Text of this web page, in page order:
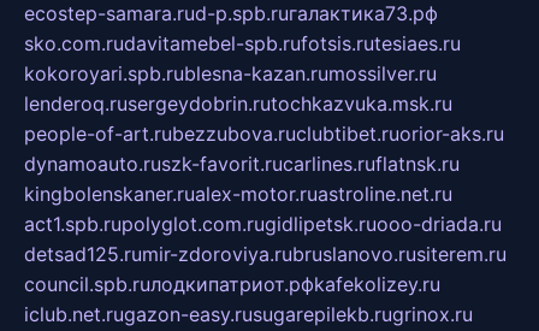
ecostep-samara.rud-p.spb.ruгалактика73.рф
sko.com.rudavitamebel-spb.rufotsis.rutesiaes.ru
kokoroyari.spb.rublesna-kazan.rumossilver.ru
lenderoq.rusergeydobrin.rutochkazvuka.msk.ru
people-of-art.rubezzubova.ruclubtibet.ruorior-aks.ru
dynamoauto.ruszk-favorit.rucarlines.ruflatnsk.ru
kingbolenskaner.rualex-motor.ruastroline.net.ru
act1.spb.rupolyglot.com.rugidlipetsk.ruooo-driada.ru
detsad125.rumir-zdoroviya.rubruslanovo.rusiterem.ru
council.spb.ruлодкипатриот.рфkafekolizey.ru
iclub.net.rugazon-easy.rusugarepilekb.rugrinox.ru